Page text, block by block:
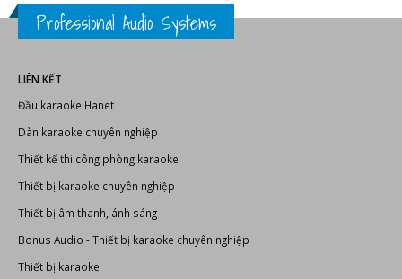
TẾT ÂM LỊCH
Thống Kê
Professional Audio Systems
LIÊN KẾT
Đầu karaoke Hanet
Dàn karaoke chuyên nghiệp
Thiết kế thi công phòng karaoke